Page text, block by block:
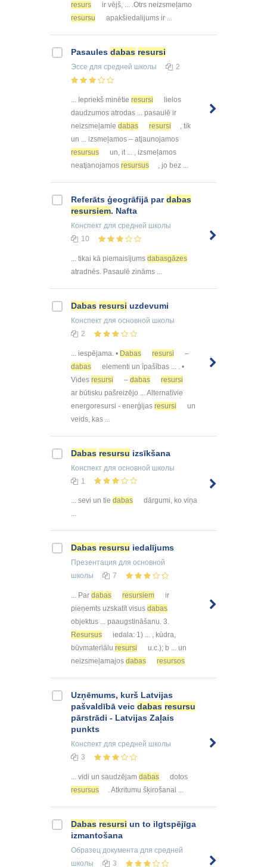
resurs
ir vējš, ... .Otrs neizsmeļamo
resursu
apakšiedalijums ir ...
Pasaules dabas resursi
Эссе для средней школы 2
... Iepriekš minētie resursi
lielos
daudzumos atrodas ... pasaulē ir
neizsmeļamie dabas resursi
, tik
un ... izsmeļamos – atjaunojamos
resursus
un, it ... , izsmeļamos
neatjanojamos resursus , jo bez ...
Referāts ģeogrāfijā pardabas
resursiem. Nafta
Конспект для средней школы
10
... tikai kā piemaisījums dabasgāzes
atradnēs. Pasaulē zināms ...
Dabas resursi uzdevumi
Конспект для основной школы
2
... iespējama. • Dabas resursi
–
dabas
elementi un īpašības ... . •
Vides resursi – dabas
resursi
ar būtisku pašreizējo ... Alternatīvie
energoresursi - enerģijas resursi
un
veids, kas ...
Dabas resursu izsīkšana
Конспект для основной школы
1
... sevi un tie dabas
dārgumi, ko viņa
...
Dabas resursu iedalījums
Презентация для основной
школы
7
... Par dabas resursiem
ir
pieņemts uzskatīt visus dabas
objektus ... paaugstināšanu. 3.
Resursus
iedala: 1) ... , kūdra,
būvmateriālu resursi
u.c.); b ... un
neizsmeļamajos dabas resursos
Uzņēmums, kurš Latvijas
pašvaldībā veic dabas resursu
pārstrādi - Latvijas Zaļais
punkts
Конспект для средней школы
3
... vidi un saudzējam dabas
dotos
resursus
. Atkritumu šķirošanai ...
Dabas resursi un to ilgtspējīga
izmantošana
Образец документа для средней
школы
3